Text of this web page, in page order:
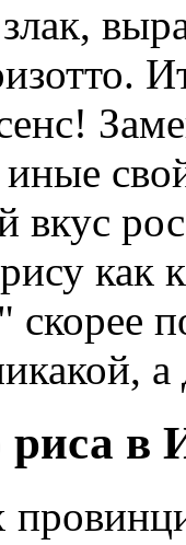
как
скорее
риса в